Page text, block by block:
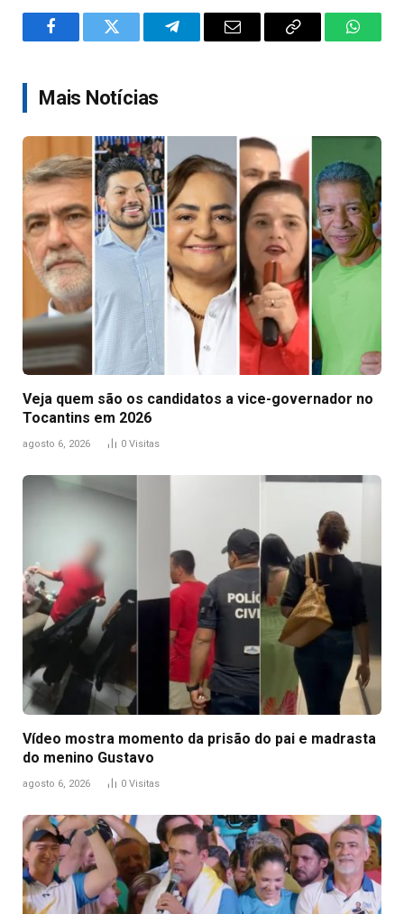
FacebookTwitter TelegramEmail
Copy
Mais Notícias
Veja quem são os candidatos a vice-governador no
Tocantins em 2026
agosto 6, 2026 0 Visitas
Vídeo mostra momento da prisão do pai e madrasta
do menino Gustavo
agosto 6, 2026 0 Visitas